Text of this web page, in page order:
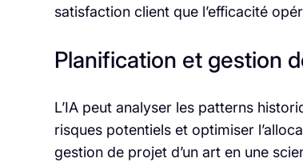
satisfaction client que l’efficacité
Planification et gestion
L’IA peut analyser les patterns
risques potentiels et optimiser
gestion de projet d’un art en une